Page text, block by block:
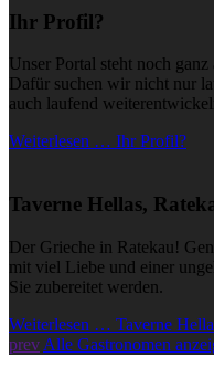
Ihr Profil?
Unser Portal steht noch
Dafür suchen wir nicht nur
auch laufend
Weiterlesen … Ihr Profil?
Taverne Hellas,
Der Grieche in Ratekau!
mit viel Liebe und einer
Sie zubereitet werden.
Weiterlesen … Taverne
prev Alle Gastronomen